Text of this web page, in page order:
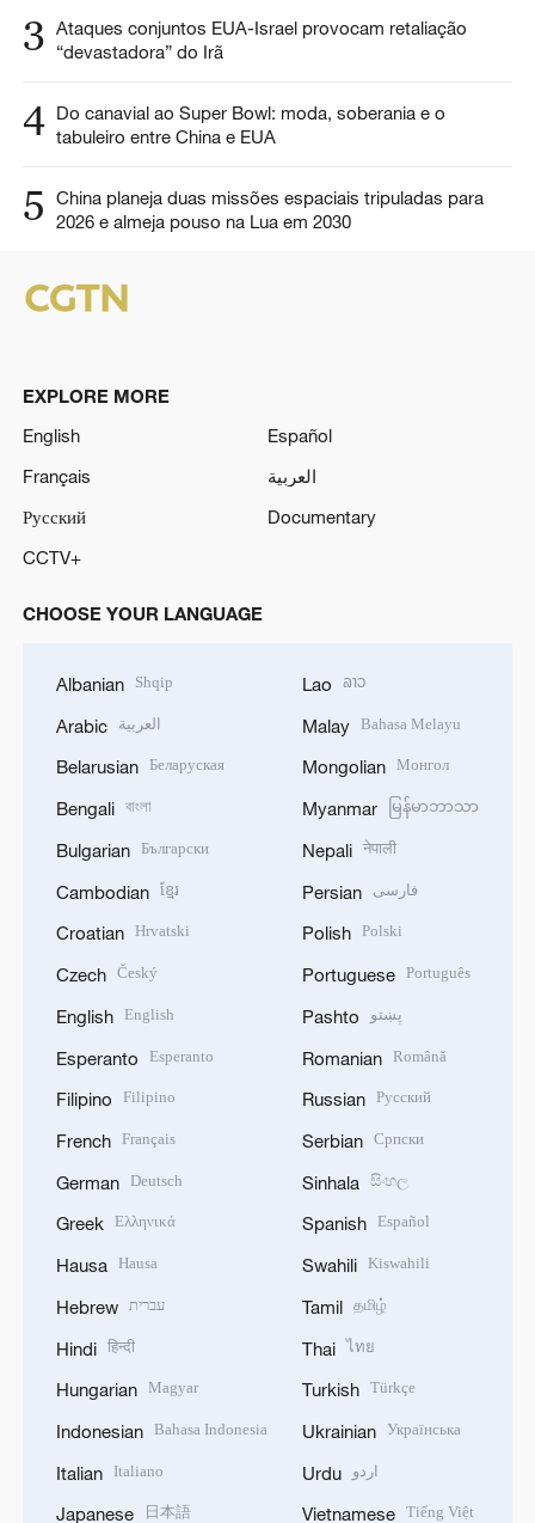
3 Ataques conjuntos EUA-Israel provocam retaliação
“devastadora” do Irã
4 Do canavial ao Super Bowl: moda, soberania e o
tabuleiro entre China e EUA
5
China planeja duas missões espaciais tripuladas para
2026 e almeja pouso na Lua em 2030
EXPLORE MORE
English
Español
Français
العربية
Русский
Documentary
CCTV+
CHOOSE YOUR LANGUAGE
Albanian Shqip
Arabic العربية
Belarusian Беларуская
Bengali বাংলা
Bulgarian Български
Cambodian ខ្មែរ
Croatian Hrvatski
Czech Český
English English
Esperanto Esperanto
Filipino Filipino
French Français
German Deutsch
Greek Ελληνικά
Hausa Hausa
Hebrew עברית
Hindi हिन्दी
Hungarian Magyar
Indonesian Bahasa Indonesia
Italian Italiano
Japanese 日本語
Lao ລາວ
Malay Bahasa Melayu
Mongolian Монгол
Myanmar မြန်မာဘာသာ
Nepali नेपाली
Persian فارسی
Polish Polski
Portuguese Português
Pashto پښتو
Romanian Română
Russian Русский
Serbian Српски
Sinhala සිංහල
Spanish Español
Swahili Kiswahili
Tamil தமிழ்
Thai ไทย
Turkish Türkçe
Ukrainian Українська
Urdu اردو
Vietnamese Tiếng Việt